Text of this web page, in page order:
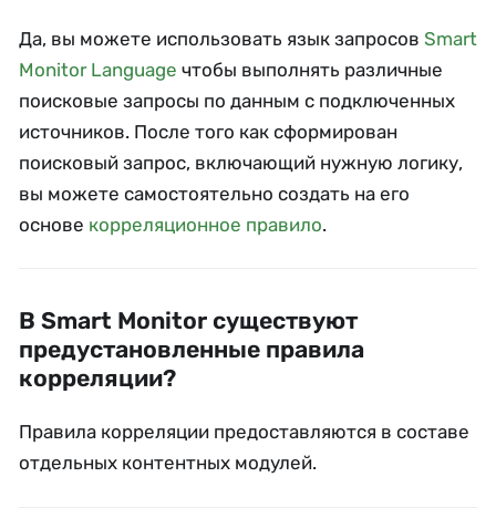
Да, вы можете использовать язык запросов Smart
Monitor Language чтобы выполнять различные
поисковые запросы по данным с подключенных
источников. После того как сформирован
поисковый запрос, включающий нужную логику,
вы можете самостоятельно создать на его
основе корреляционное правило.
В Smart Monitor существуют
предустановленные правила
корреляции?
Правила корреляции предоставляются в составе
отдельных контентных модулей.